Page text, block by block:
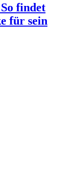
findet
für sein